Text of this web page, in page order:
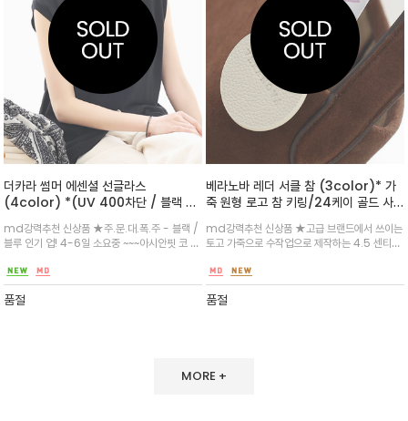
더카라 썸머 에센셜 선글라스
(4color) *(UV 400차단 / 블랙 케
이스 포함)부드러운 라운드 프레임 선글
라스/아세테이드 라운드와 메탈 프레임
의 아시안핏으로 적합한 피팅
md강력추천 신상품 ★주.문.대.폭.주 - 블랙 /
블루 인기 업! 4-6일 소요중 ~~~아시안핏 코 받
임 사이즈와 분위기 까지 겸비한 호불호없는 라
인입니다^^케이스가 포함된 구성으로 데일리
가볍고 스타일리쉬 하게 활용
품절
베라노바 레더 서클 참 (3color)* 가
죽 원형 로고 참 키링/24케이 골드 사
md강력추천 신상품 ★고급 브랜드에서 쓰이는
토고 가죽으로 수작업으로 제작하는 4.5 센티의
품절
MORE +